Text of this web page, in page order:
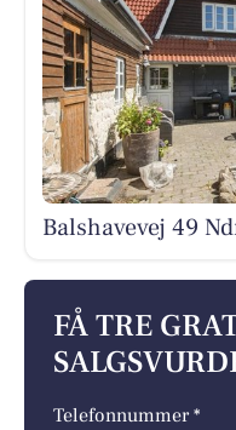
Balshavevej 49
FÅ TRE
Telefonnummer *